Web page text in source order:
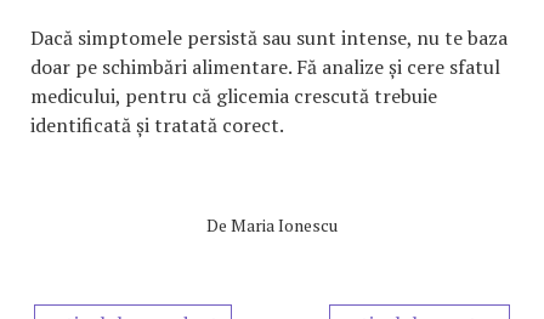
Dacă simptomele persistă sau sunt intense, nu te baza
doar pe schimbări alimentare. Fă analize și cere sfatul
medicului, pentru că glicemia crescută trebuie
identificată și tratată corect.
De Maria Ionescu